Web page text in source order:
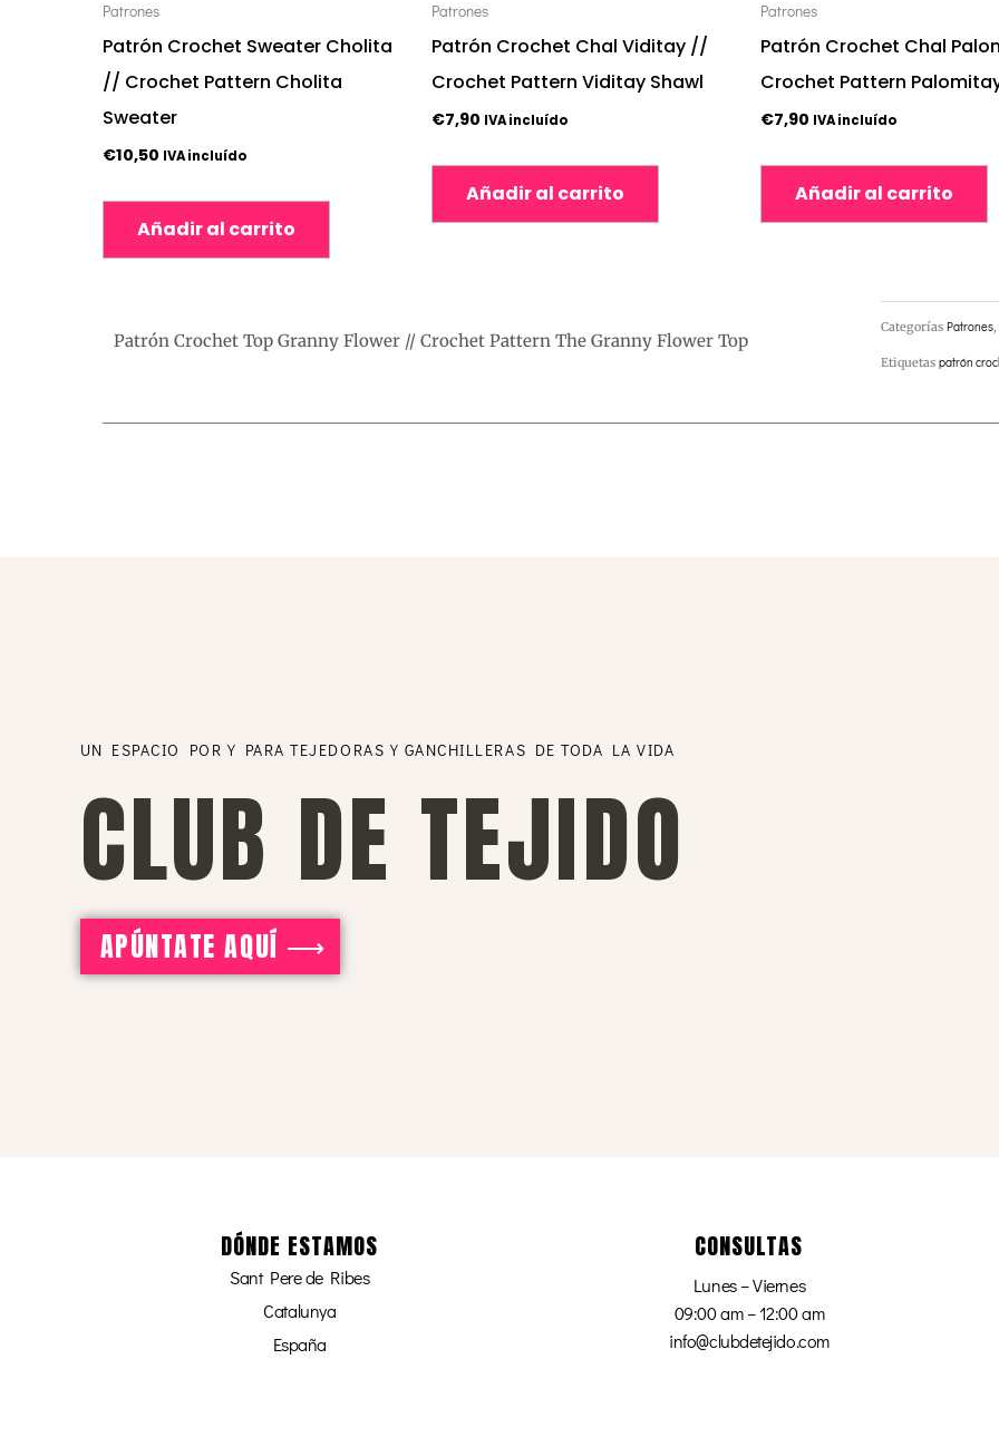
Patrones
Patrón Crochet Sweater Cholita
// Crochet Pattern Cholita
Sweater
€10,50 IVA incluído
Añadir al carrito
Patrones
Patrón Crochet Chal Viditay //
Crochet Pattern Viditay Shawl
€7,90 IVA incluído
Añadir al carrito
Patrones
Patrón Crochet Chal
Crochet Pattern
€7,90 IVA incluído
Añadir al carrito
Patrón Crochet Top Granny Flower // Crochet Pattern The Granny Flower Top
Categorías Patrones,
Etiquetas patrón
UN ESPACIO POR Y PARA TEJEDORAS Y GANCHILLERAS DE TODA LA VIDA
CLUB DE TEJIDO
APÚNTATE AQUÍ ⟶
DÓNDE ESTAMOS
Sant Pere de Ribes
Catalunya
España
CONSULTAS
Lunes – Viernes
09:00 am – 12:00 am
info@clubdetejido.com